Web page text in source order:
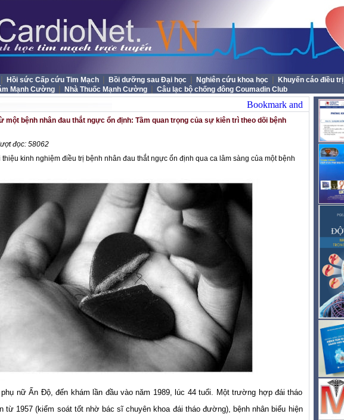
Hồi sức Cấp cứu Tim Mạch Bồi dưỡng sau Đại học Nghiên cứu khoa học Khuyến cáo điều trị
Mạnh Cường Nhà Thuốc Mạnh Cường
Câu lạc bộ chống đông Coumadin Club
một bệnh nhân đau thắt ngực ổn định: Tầm quan trọng của sự kiên trì theo dõi bệnh
đọc: 58062
kinh nghiệm điều trị bệnh nhân đau thắt ngực ổn định qua ca lâm sàng của một bệnh
phụ nữ Ấn Độ, đến khám lần đầu vào năm 1989, lúc 44 tuổi. Một trường hợp đái tháo
từ 1957 (kiểm soát tốt nhờ bác sĩ chuyên khoa đái tháo đường), bệnh nhân biểu hiện